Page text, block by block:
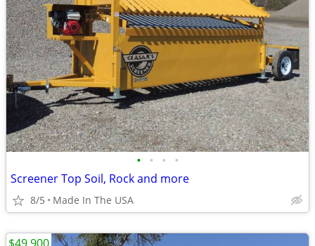
• • • •
Screener Top Soil, Rock and more
8/5 Made In The USA